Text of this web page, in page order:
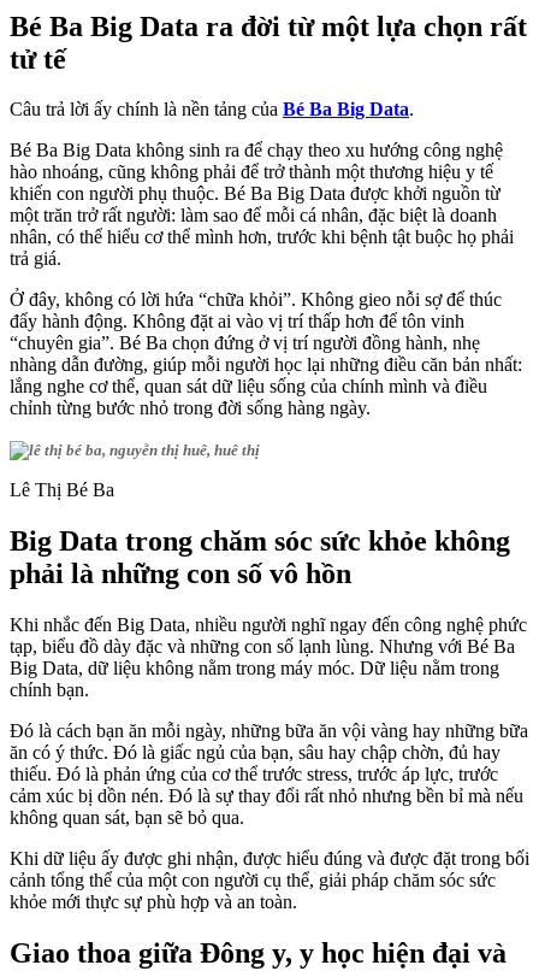
Bé Ba Big Data ra đời từ một lựa chọn rất
tử tế
Câu trả lời ấy chính là nền tảng của Bé Ba Big Data.
Bé Ba Big Data không sinh ra để chạy theo xu hướng công nghệ
hào nhoáng, cũng không phải để trở thành một thương hiệu y tế
khiến con người phụ thuộc. Bé Ba Big Data được khởi nguồn từ
một trăn trở rất người: làm sao để mỗi cá nhân, đặc biệt là doanh
nhân, có thể hiểu cơ thể mình hơn, trước khi bệnh tật buộc họ phải
trả giá.
Ở đây, không có lời hứa “chữa khỏi”. Không gieo nỗi sợ để thúc
đẩy hành động. Không đặt ai vào vị trí thấp hơn để tôn vinh
“chuyên gia”. Bé Ba chọn đứng ở vị trí người đồng hành, nhẹ
nhàng dẫn đường, giúp mỗi người học lại những điều căn bản nhất:
lắng nghe cơ thể, quan sát dữ liệu sống của chính mình và điều
chỉnh từng bước nhỏ trong đời sống hàng ngày.
Lê Thị Bé Ba
Big Data trong chăm sóc sức khỏe không
phải là những con số vô hồn
Khi nhắc đến Big Data, nhiều người nghĩ ngay đến công nghệ phức
tạp, biểu đồ dày đặc và những con số lạnh lùng. Nhưng với Bé Ba
Big Data, dữ liệu không nằm trong máy móc. Dữ liệu nằm trong
chính bạn.
Đó là cách bạn ăn mỗi ngày, những bữa ăn vội vàng hay những bữa
ăn có ý thức. Đó là giấc ngủ của bạn, sâu hay chập chờn, đủ hay
thiếu. Đó là phản ứng của cơ thể trước stress, trước áp lực, trước
cảm xúc bị dồn nén. Đó là sự thay đổi rất nhỏ nhưng bền bỉ mà nếu
không quan sát, bạn sẽ bỏ qua.
Khi dữ liệu ấy được ghi nhận, được hiểu đúng và được đặt trong bối
cảnh tổng thể của một con người cụ thể, giải pháp chăm sóc sức
khỏe mới thực sự phù hợp và an toàn.
Giao thoa giữa Đông y, y học hiện đại và